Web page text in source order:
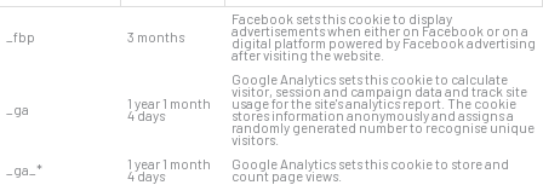
_fbp 3 months
Facebook sets this cookie to display
advertisements when either on Facebook or on a
digital platform powered by Facebook advertising
after visiting the website.
_ga 1 year 1 month
4 days
Google Analytics sets this cookie to calculate
visitor, session and campaign data and track site
usage for the site's analytics report. The cookie
stores information anonymously and assigns a
randomly generated number to recognise unique
visitors.
_ga_*
1 year 1 month
4 days
Google Analytics sets this cookie to store and
count page views.